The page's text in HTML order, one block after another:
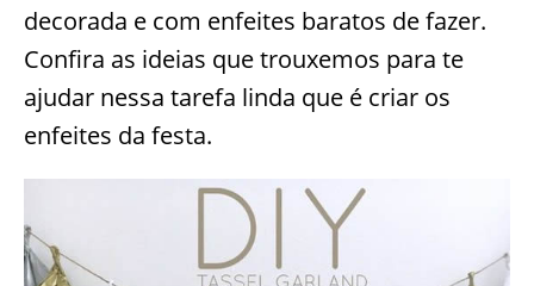
decorada e com enfeites baratos de fazer.
Confira as ideias que trouxemos para te
ajudar nessa tarefa linda que é criar os
enfeites da festa.